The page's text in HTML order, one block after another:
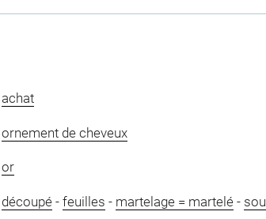
achat
ornement de cheveux
or
découpé- feuilles - martelage = martelé-